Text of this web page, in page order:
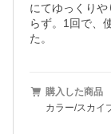
にてゆっくり
らず。1回で、
た。
購入した商品
カラー/スカイ